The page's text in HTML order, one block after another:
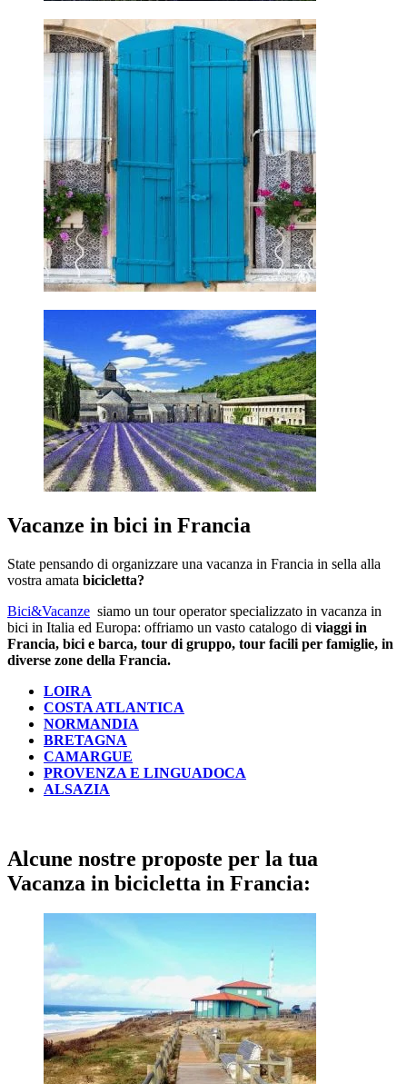
Vacanze in bici in Francia
State pensando di organizzare una vacanza in Francia in sella alla
vostra amata bicicletta?
Bici&Vacanze siamo un tour operator specializzato in vacanza in
bici in Italia ed Europa: offriamo un vasto catalogo di viaggi in
Francia, bici e barca, tour di gruppo, tour facili per famiglie, in
diverse zone della Francia.
LOIRA
COSTA ATLANTICA
NORMANDIA
BRETAGNA
CAMARGUE
PROVENZA E LINGUADOCA
ALSAZIA
Alcune nostre proposte per la tua
Vacanza in bicicletta in Francia: